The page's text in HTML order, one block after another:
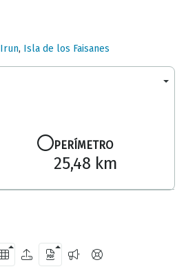
Irun, Isla de los Faisanes
PERÍMETRO
25,48 km